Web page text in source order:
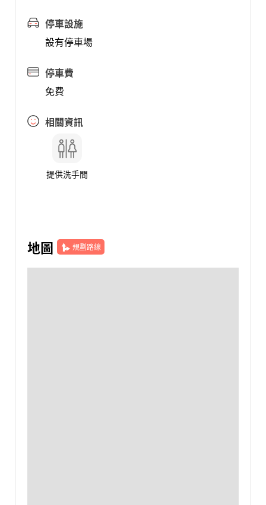
停車設施
設有停車場
停車費
免費
相關資訊
提供洗手間
地圖 規劃路線